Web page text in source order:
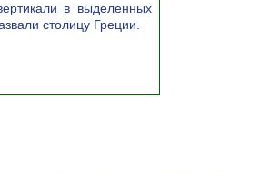
в выделенных
столицу Греции.